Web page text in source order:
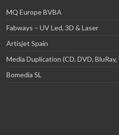
MQ Europe BVBA
Fabways – UV Led, 3D & Laser
Artisjet Spain
Media Duplication (CD, DVD, BluRay,
Bomedia SL